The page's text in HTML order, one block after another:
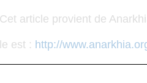
Cet article provient de
est : http://